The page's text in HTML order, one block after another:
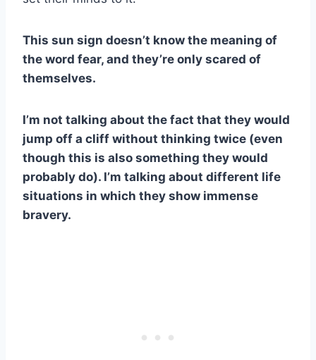
This sun sign doesn’t know the meaning of
the word fear, and they’re only scared of
themselves.
I’m not talking about the fact that they would
jump off a cliff without thinking twice (even
though this is also something they would
probably do). I’m talking about different life
situations in which they show immense
bravery.